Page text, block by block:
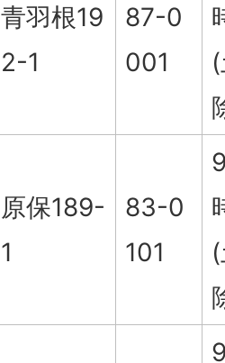
青羽根19
2-1
87-0
001
原保189-
1
83-0
101